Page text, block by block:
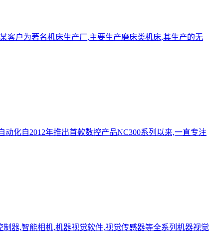
客户为著名机床生产厂,主要生产磨床类机床,其生产的无
化自2012年推出首款数控产品NC300系列以来,一直专注
器,智能相机,机器视觉软件,视觉传感器等全系列机器视觉